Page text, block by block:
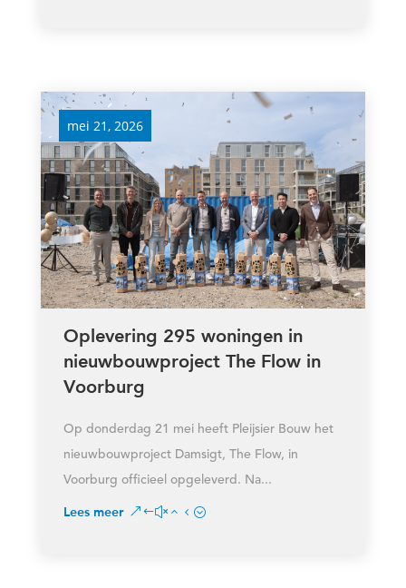
mei 21, 2026
Oplevering 295 woningen in
nieuwbouwproject The Flow in
Voorburg
Op donderdag 21 mei heeft Pleijsier Bouw het
nieuwbouwproject Damsigt, The Flow, in
Voorburg officieel opgeleverd. Na...
Lees meer